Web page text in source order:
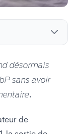
désormais
sans avoir
de